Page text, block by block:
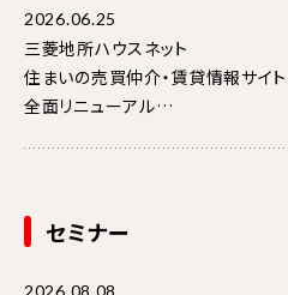
2026.06.25
三菱地所ハウスネット
住まいの売買仲介・賃貸情報サイ
全面リニューアル
セミナー
2026.08.08